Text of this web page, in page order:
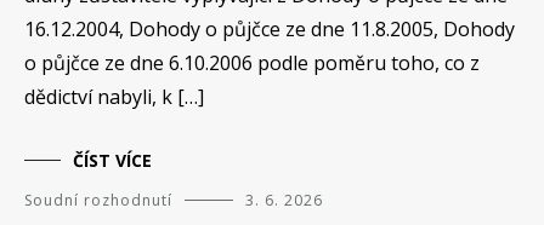
16.12.2004, Dohody o půjčce ze dne 11.8.2005, Dohody
o půjčce ze dne 6.10.2006 podle poměru toho, co z
dědictví nabyli, k […]
ČÍST VÍCE
Soudní rozhodnutí 3. 6. 2026